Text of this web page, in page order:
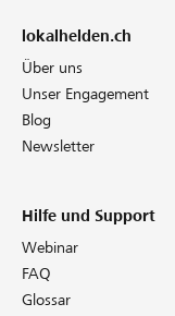
lokalhelden.ch
Über uns
Unser Engagement
Blog
Newsletter
Hilfe und Support
Webinar
FAQ
Glossar